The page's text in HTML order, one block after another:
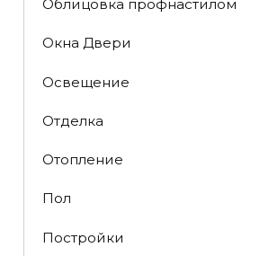
Облицовка профнастилом
Окна Двери
Освещение
Отделка
Отопление
Пол
Постройки